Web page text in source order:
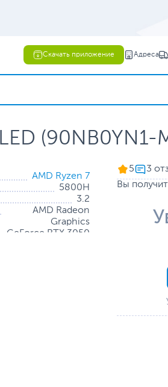
Скачать приложение Адреса
(90NB0YN1-
AMD Ryzen 7
5800H
3.2
AMD Radeon
Graphics
GeForce RTX 3050
5
Вы